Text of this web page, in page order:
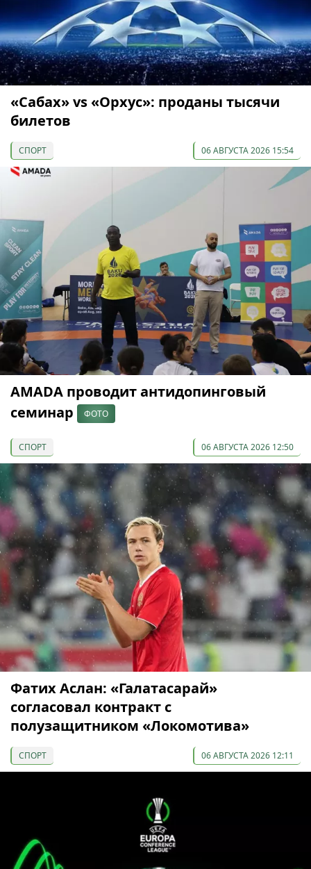
«Сабах» vs «Орхус»: проданы тысячи
билетов
СПОРТ 06 АВГУСТА 2026 15:54
AMADA проводит антидопинговый
семинар
ФОТО
СПОРТ 06 АВГУСТА 2026 12:50
Фатих Аслан: «Галатасарай»
согласовал контракт с
полузащитником «Локомотива»
СПОРТ 06 АВГУСТА 2026 12:11